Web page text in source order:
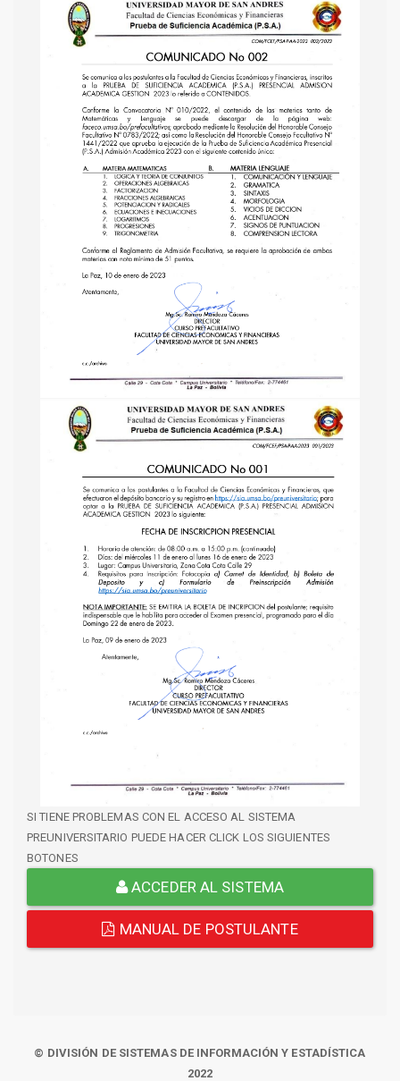
SI TIENE PROBLEMAS CON EL ACCESO AL SISTEMA
PREUNIVERSITARIO PUEDE HACER CLICK LOS SIGUIENTES
BOTONES
ACCEDER AL SISTEMA
MANUAL DE POSTULANTE
© DIVISIÓN DE SISTEMAS DE INFORMACIÓN Y ESTADÍSTICA
2022